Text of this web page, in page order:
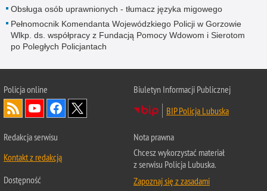
Obsługa osób uprawnionych - tłumacz języka migowego
Pełnomocnik Komendanta Wojewódzkiego Policji w Gorzowie
Wlkp. ds. współpracy z Fundacją Pomocy Wdowom i Sierotom
po Poległych Policjantach
Policja online
Biuletyn Informacji Publicznej
BIP Policja Lubuska
Redakcja serwisu
Kontakt z redakcją
Dostępność
Nota prawna
Chcesz wykorzystać materiał
z serwisu Policja Lubuska.
Zapoznaj się z zasadami